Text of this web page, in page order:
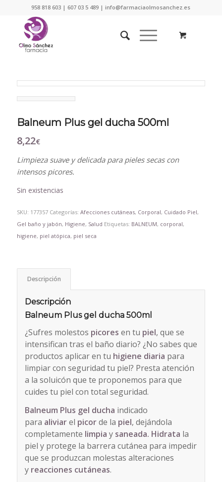
958 818 603 | 607 03 5 489 | info@farmaciaolmosanchez.es
Balneum Plus gel ducha 500ml
8,22€
Limpieza suave y delicada para pieles secas con
intensos picores.
Sin existencias
SKU: 177357 Categorías: Afecciones cutáneas, Corporal, Cuidado Piel,
Gel baño y jabón, Higiene, Salud Etiquetas: BALNEUM, corporal,
higiene, piel atópica, piel seca
Descripción
Descripción
Balneum Plus gel ducha 500ml
¿Sufres molestos picores en tu piel, que se
intensifican tras el baño diario? ¿No sabes que
productos aplicar en tu higiene diaria para
limpiar con seguridad tu piel? Presta atención
a la soluicón que te proponemos para que
cuides tu piel con total seguridad.
Balneum Plus gel ducha indicado
para aliviarel picorde la piel, dejándola
completamente limpia y saneada. Hidrata la
piel y protege la barrera cutánea para impedir
que se produzcan molestas alteraciones
y reacciones cutáneas.